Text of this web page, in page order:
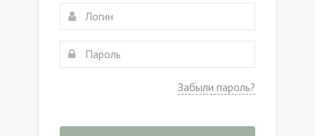
Забыли пароль?